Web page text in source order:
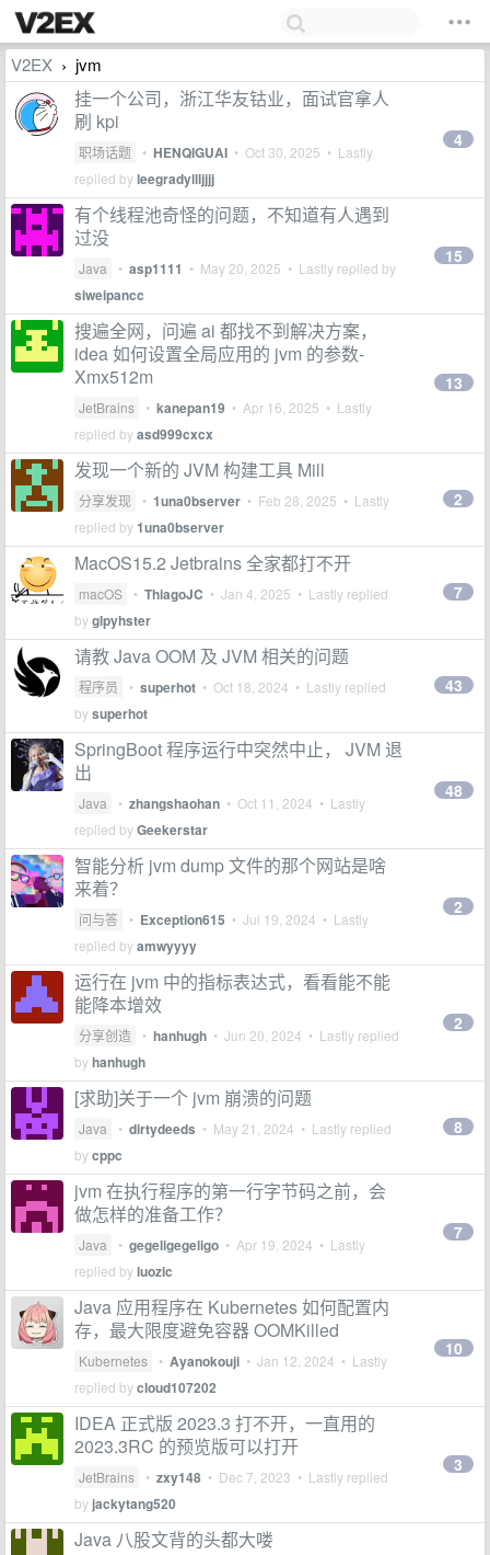
V2EX › jvm
挂一个公司，浙江华友钴业，面试官拿人
刷 kpi
职场话题 • HENQIGUAI • Oct 30, 2025 • Lastly
replied byleegradyllljjjj
4
有个线程池奇怪的问题，不知道有人遇到
过没
Java • asp1111 • May 20, 2025 • Lastly replied by
siweipancc
15
搜遍全网，问遍 ai 都找不到解决方案，
idea 如何设置全局应用的 jvm 的参数-
Xmx512m
JetBrains • kanepan19 • Apr 16, 2025 • Lastly
replied byasd999cxcx
13
发现一个新的 JVM 构建工具 Mill
分享发现 • 1una0bserver • Feb 28, 2025 • Lastly
replied by1una0bserver
2
MacOS15.2 Jetbrains 全家都打不开
macOS • ThiagoJC • Jan 4, 2025 • Lastly replied
byglpyhster
7
请教 Java OOM 及 JVM 相关的问题
程序员 • superhot • Oct 18, 2024 • Lastly replied
bysuperhot
43
SpringBoot 程序运行中突然中止， JVM 退
出
Java • zhangshaohan • Oct 11, 2024 • Lastly
replied byGeekerstar
48
智能分析 jvm dump 文件的那个网站是啥
来着？
问与答 • Exception615 • Jul 19, 2024 • Lastly
replied byamwyyyy
2
运行在 jvm 中的指标表达式，看看能不能
能降本增效
分享创造 • hanhugh • Jun 20, 2024 • Lastly replied
byhanhugh
2
[求助]关于一个 jvm 崩溃的问题
Java • dirtydeeds • May 21, 2024 • Lastly replied
bycppc
8
jvm 在执行程序的第一行字节码之前，会
做怎样的准备工作？
Java • gegeligegeligo • Apr 19, 2024 • Lastly
replied byluozic
7
Java 应用程序在 Kubernetes 如何配置内
存，最大限度避免容器 OOMKilled
Kubernetes • Ayanokouji • Jan 12, 2024 • Lastly
replied bycloud107202
10
IDEA 正式版 2023.3 打不开，一直用的
2023.3RC 的预览版可以打开
JetBrains • zxy148 • Dec 7, 2023 • Lastly replied
by jackytang520
3
Java 八股文背的头都大喽